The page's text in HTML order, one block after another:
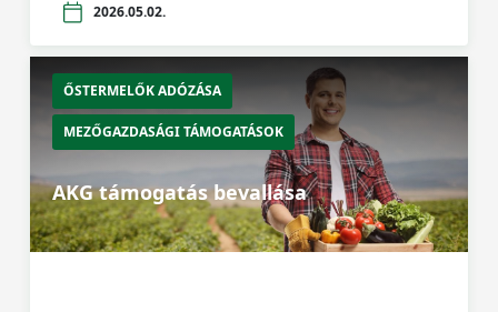
2026.05.02.
ŐSTERMELŐK ADÓZÁSA
MEZŐGAZDASÁGI TÁMOGATÁSOK
AKG támogatás bevallása